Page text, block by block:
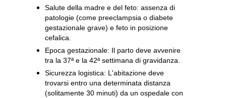
Salute della madre e del feto: assenza di
patologie (come preeclampsia o diabete
gestazionale grave) e feto in posizione
cefalica.
Epoca gestazionale: Il parto deve avvenire
tra la 37ª e la 42ª settimana di gravidanza.
Sicurezza logistica: L'abitazione deve
trovarsi entro una determinata distanza
(solitamente 30 minuti) da un ospedale con